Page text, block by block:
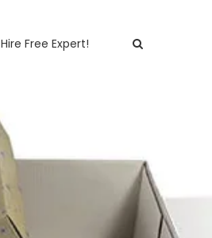
Hire Free Expert!